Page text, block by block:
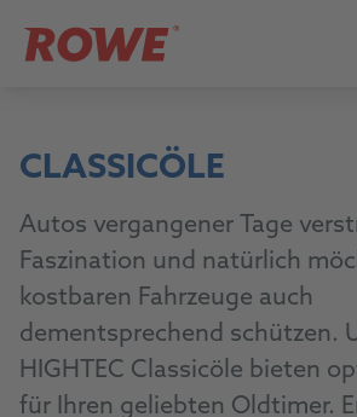
CLASSICÖLE
Autos vergangener Tage
Faszination und natürlich
kostbaren Fahrzeuge auch
dementsprechend schützen.
HIGHTEC Classicöle bieten
für Ihren geliebten Oldtimer.